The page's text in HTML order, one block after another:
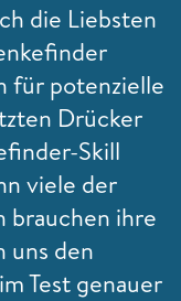
die Liebsten
für potenzielle
Drücker
Skill
viele der
brauchen ihre
uns den
Test genauer